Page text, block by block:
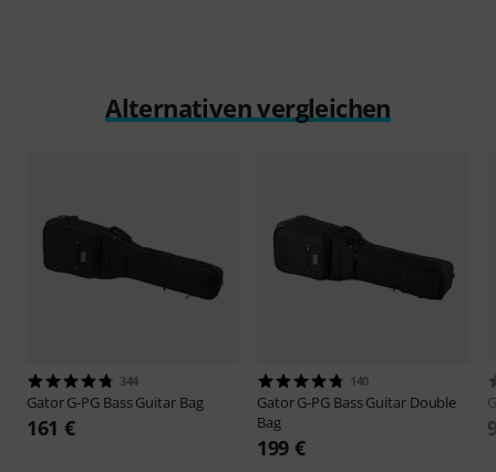
Alternativen vergleichen
344
GatorG-PG Bass Guitar Bag
161 €
140
GatorG-PG Bass Guitar Double
Bag
199 €